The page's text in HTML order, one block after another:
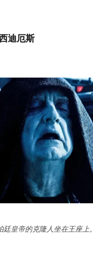
迪厄斯
廷皇帝的克隆人坐在王座上。